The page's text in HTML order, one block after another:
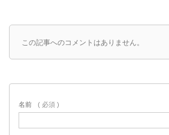
この記事へのコメントはありません。
名前 ( 必須 )